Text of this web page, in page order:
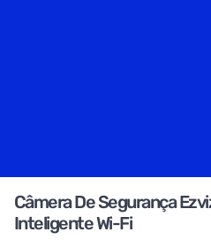
Câmera De Segurança
Inteligente Wi-Fi